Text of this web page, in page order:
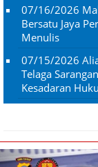
07/16/2026
Bersatu Jaya
Menulis
07/15/2026
Telaga
Kesadaran